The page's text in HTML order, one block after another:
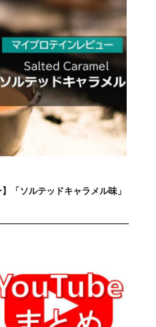
「ソルテッドキャラメル味」